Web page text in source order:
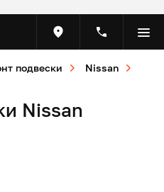
подвески
Nissan
Nissan